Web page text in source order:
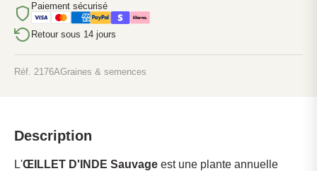
Paiement sécurisé
Retour sous 14 jours
Réf. 2176AGraines & semences
Description
L'ŒILLET D'INDE Sauvage est une plante annuelle